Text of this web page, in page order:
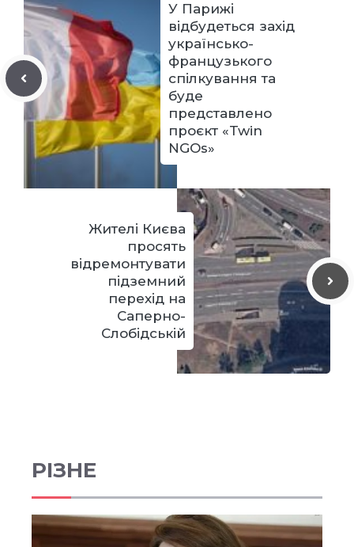
У Парижі
відбудеться захід
українсько-
французького
спілкування та
буде
представлено
проєкт «Twin
NGOs»
Жителі Києва
просять
відремонтувати
підземний
перехід на
Саперно-
Слобідській
РІЗНЕ